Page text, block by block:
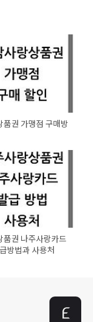
품권 가맹점 구매방
품권 나주사랑카드
방법과 사용처